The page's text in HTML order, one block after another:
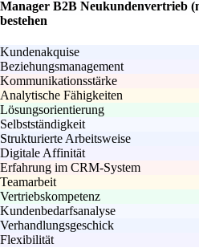
Manager B2B Neukundenvertrieb
bestehen
Kundenakquise
Beziehungsmanagement
Kommunikationsstärke
Analytische Fähigkeiten
Lösungsorientierung
Selbstständigkeit
Strukturierte Arbeitsweise
Digitale Affinität
Erfahrung im CRM-System
Teamarbeit
Vertriebskompetenz
Kundenbedarfsanalyse
Verhandlungsgeschick
Flexibilität